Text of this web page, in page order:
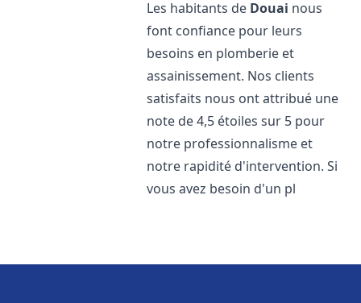
Les habitants de Douai nous
font confiance pour leurs
besoins en plomberie et
assainissement. Nos clients
satisfaits nous ont attribué une
note de 4,5 étoiles sur 5 pour
notre professionnalisme et
notre rapidité d'intervention. Si
vous avez besoin d'un pl